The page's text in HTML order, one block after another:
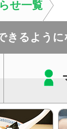
せ一覧
きるよう